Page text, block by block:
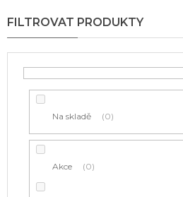
p
r
o
Na skladě 0
Akce 0